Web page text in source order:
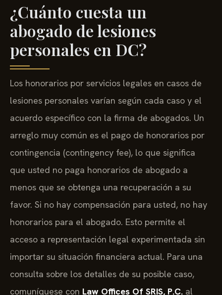
¿Cuánto cuesta un
abogado de lesiones
personales en DC?
Los honorarios por servicios legales en casos de
lesiones personales varían según cada caso y el
acuerdo específico con la firma de abogados. Un
arreglo muy común es el pago de honorarios por
contingencia (contingency fee), lo que significa
que usted no paga honorarios de abogado a
menos que se obtenga una recuperación a su
favor. Si no hay compensación para usted, no hay
honorarios para el abogado. Esto permite el
acceso a representación legal experimentada sin
importar su situación financiera actual. Para una
consulta sobre los detalles de su posible caso,
comuníquese con Law Offices Of SRIS, P.C. al